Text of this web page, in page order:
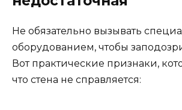
Не обязательно вызывать
оборудованием, чтобы
Вот практические признаки,
что стена не справляется: